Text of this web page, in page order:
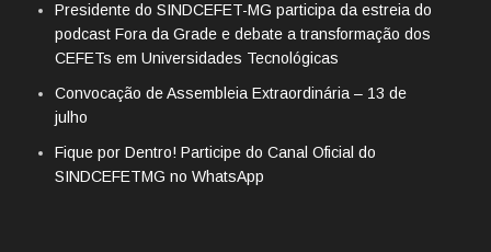
Presidente do SINDCEFET-MG participa da estreia do
podcast Fora da Grade e debate a transformação dos
CEFETs em Universidades Tecnológicas
Convocação de Assembleia Extraordinária – 13 de
julho
Fique por Dentro! Participe do Canal Oficial do
SINDCEFETMG no WhatsApp